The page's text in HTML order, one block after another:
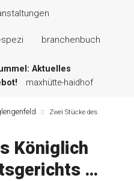
spezi branchenbuch
Aktuelles
maxhütte-haidhof
u.v.m.!
kallmünz
Wochen-Speisekarte
Michel“ muss nun
& serien &
Zwei Stücke des
Königlich
…